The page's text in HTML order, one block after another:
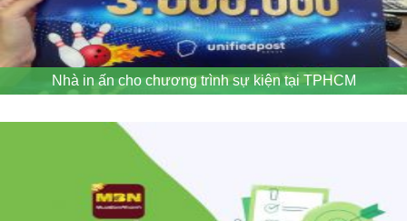
Nhà in ấn cho chương trình sự kiện tại TPHCM